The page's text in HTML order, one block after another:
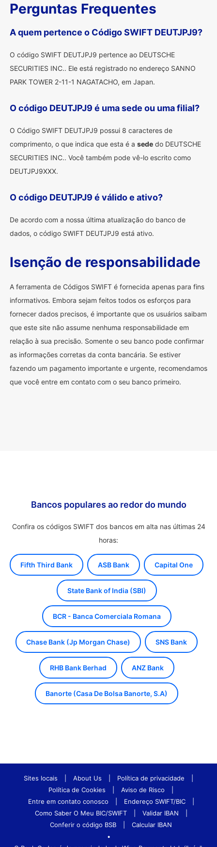
Perguntas Frequentes
A quem pertence o Código SWIFT DEUTJPJ9?
O código SWIFT DEUTJPJ9 pertence ao DEUTSCHE
SECURITIES INC.. Ele está registrado no endereço SANNO
PARK TOWER 2-11-1 NAGATACHO, em Japan.
O código DEUTJPJ9 é uma sede ou uma filial?
O Código SWIFT DEUTJPJ9 possui 8 caracteres de
comprimento, o que indica que esta é a sede do DEUTSCHE
SECURITIES INC.. Você também pode vê-lo escrito como
DEUTJPJ9XXX.
O código DEUTJPJ9 é válido e ativo?
De acordo com a nossa última atualização do banco de
dados, o código SWIFT DEUTJPJ9 está ativo.
Isenção de responsabilidade
A ferramenta de Códigos SWIFT é fornecida apenas para fins
informativos. Embora sejam feitos todos os esforços para
fornecer dados precisos, é importante que os usuários saibam
que este site não assume nenhuma responsabilidade em
relação à sua precisão. Somente o seu banco pode confirmar
as informações corretas da conta bancária. Se estiver
fazendo um pagamento importante e urgente, recomendamos
que você entre em contato com o seu banco primeiro.
Bancos populares ao redor do mundo
Confira os códigos SWIFT dos bancos em alta nas últimas 24
horas:
Fifth Third Bank ASB Bank Capital One
State Bank of India (SBI)
BCR - Banca Comerciala Romana
Chase Bank (Jp Morgan Chase) SNS Bank
RHB Bank Berhad ANZ Bank
Banorte (Casa De Bolsa Banorte, S.A)
Sites locais About Us Política de privacidade
Política de Cookies
Aviso de Risco
Entre em contato conosco
Endereço SWIFT/BIC
Como Saber O Meu BIC/SWIFT
Validar IBAN
Conferir o código BSB
Calcular IBAN
•